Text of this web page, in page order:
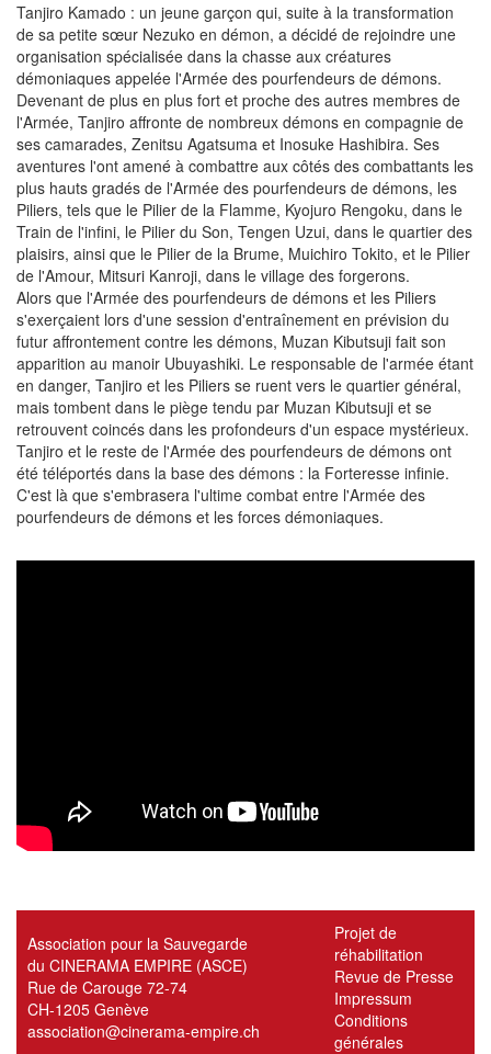
Tanjiro Kamado : un jeune garçon qui, suite à la transformation
de sa petite sœur Nezuko en démon, a décidé de rejoindre une
organisation spécialisée dans la chasse aux créatures
démoniaques appelée l'Armée des pourfendeurs de démons.
Devenant de plus en plus fort et proche des autres membres de
l'Armée, Tanjiro affronte de nombreux démons en compagnie de
ses camarades, Zenitsu Agatsuma et Inosuke Hashibira. Ses
aventures l'ont amené à combattre aux côtés des combattants les
plus hauts gradés de l'Armée des pourfendeurs de démons, les
Piliers, tels que le Pilier de la Flamme, Kyojuro Rengoku, dans le
Train de l'infini, le Pilier du Son, Tengen Uzui, dans le quartier des
plaisirs, ainsi que le Pilier de la Brume, Muichiro Tokito, et le Pilier
de l'Amour, Mitsuri Kanroji, dans le village des forgerons.
Alors que l'Armée des pourfendeurs de démons et les Piliers
s'exerçaient lors d'une session d'entraînement en prévision du
futur affrontement contre les démons, Muzan Kibutsuji fait son
apparition au manoir Ubuyashiki. Le responsable de l'armée étant
en danger, Tanjiro et les Piliers se ruent vers le quartier général,
mais tombent dans le piège tendu par Muzan Kibutsuji et se
retrouvent coincés dans les profondeurs d'un espace mystérieux.
Tanjiro et le reste de l'Armée des pourfendeurs de démons ont
été téléportés dans la base des démons : la Forteresse infinie.
C'est là que s'embrasera l'ultime combat entre l'Armée des
pourfendeurs de démons et les forces démoniaques.
Association pour la Sauvegarde
du CINERAMA EMPIRE (ASCE)
Rue de Carouge 72-74
CH-1205 Genève
association@cinerama-empire.ch
Projet de
réhabilitation
Revue de Presse
Impressum
Conditions
générales